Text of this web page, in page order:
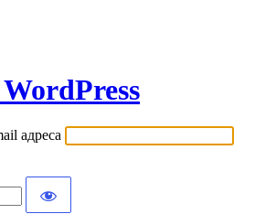
адреса